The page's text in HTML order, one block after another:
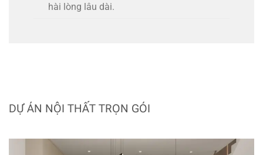
hài lòng lâu dài.
DỰ ÁN NỘI THẤT TRỌN GÓI